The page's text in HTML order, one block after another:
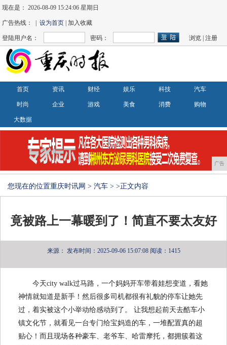
现在是：2026-08-09 15:24:07 星期日
广告热线： |设为首页 | 加入收藏
登陆用户名： 密码： 浏览 |注册
首页 资讯 财经 娱乐 科技 汽车
时尚 企业 游戏 美食 消费 购物
大数据
广告
您现在的位置重庆时讯网 > 汽车 > >正文内容
竟被路上一幕暖到了！简直不要太友好
来源： 发布时间：2025-09-06 15:07:08 阅读：1415
今天city walk过马路，一个妈妈开车带着娃想变道，看她
神情就知道是新手！然后很多司机都很有礼貌的停车让她先
过，着实被这个小举动给感动到了。 让我想起前天去酷车小
镇文化节，就看见一台专门给宝妈造的车，一堆配置真的超
贴心！而且现场各种豪车、老爷车、哈雷摩托，都拥簇着这